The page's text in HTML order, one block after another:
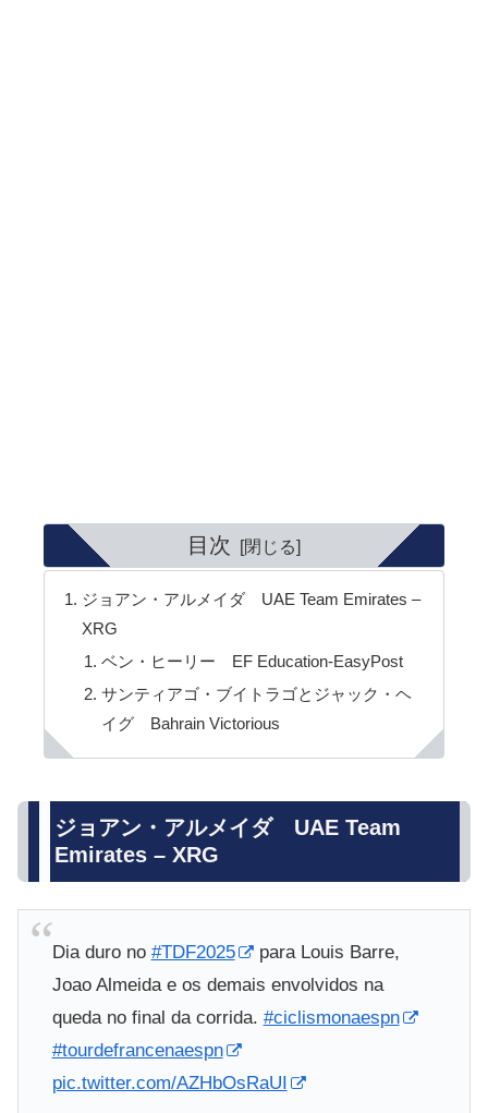
目次
ジョアン・アルメイダ UAE Team Emirates –
XRG
ベン・ヒーリー EF Education-EasyPost
サンティアゴ・ブイトラゴとジャック・ヘ
イグ Bahrain Victorious
ジョアン・アルメイダ UAE Team
Emirates – XRG
Dia duro no #TDF2025
para Louis Barre,
Joao Almeida e os demais envolvidos na
queda no final da corrida. #ciclismonaespn
#tourdefrancenaespn
pic.twitter.com/AZHbOsRaUI